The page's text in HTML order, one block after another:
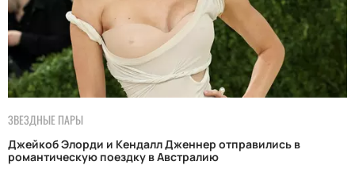
ЗВЕЗДНЫЕ ПАРЫ
Джейкоб Элорди и Кендалл Дженнер отправились в
романтическую поездку в Австралию